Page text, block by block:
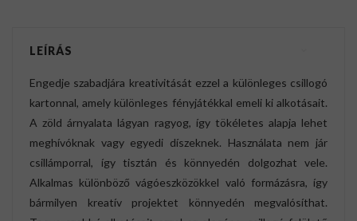
LEÍRÁS
Engedje szabadjára kreativitását ezzel a különleges csillogó
kartonnal, amely különleges fényjátékkal emeli ki alkotásait.
A zöld árnyalata lágyan ragyog, így tökéletes alapja lehet
meghívóknak vagy egyedi díszeknek. Használata nem jár
csillámporral, így tisztán és könnyedén dolgozhat vele.
Alkalmas különböző vágóeszközökkel való formázásra, így
bármilyen kreatív projektet könnyedén megvalósíthat.